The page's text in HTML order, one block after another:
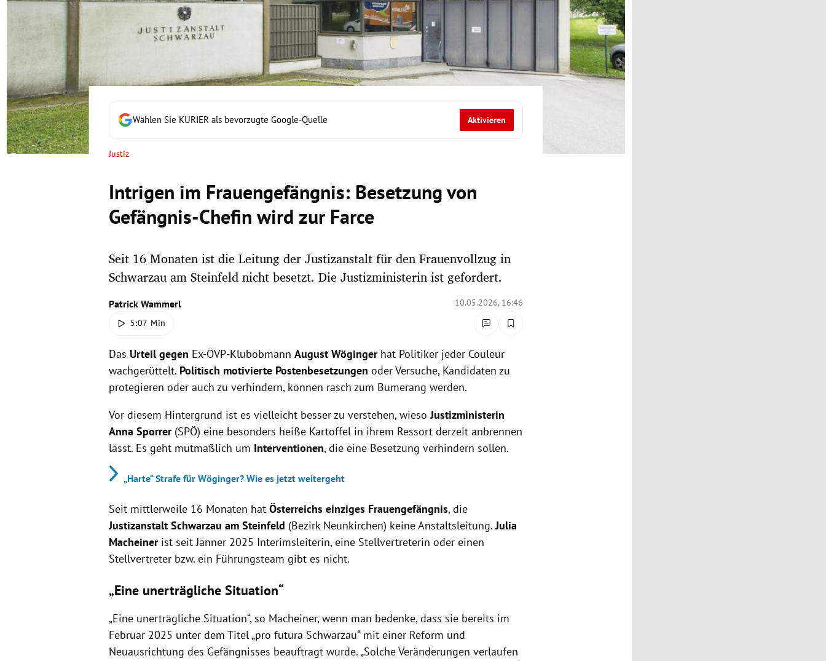
Untermenü
Untermenü
Untermenü
Untermenü
Untermenü
Wählen Sie KURIER als bevorzugte Google-Quelle Aktivieren
Justiz
Intrigen im Frauengefängnis: Besetzung von
Gefängnis-Chefin wird zur Farce
Seit 16 Monaten ist die Leitung der Justizanstalt für den Frauenvollzug in
Schwarzau am Steinfeld nicht besetzt. Die Justizministerin ist gefordert.
Patrick Wammerl
10.05.2026, 16:46
5:07 Min
Das Urteil gegen Ex-ÖVP-Klubobmann August Wögingerhat Politiker jeder Couleur
wachgerüttelt. Politisch motivierte Postenbesetzungen oder Versuche, Kandidaten zu
protegieren oder auch zu verhindern, können rasch zum Bumerang werden.
Vor diesem Hintergrund ist es vielleicht besser zu verstehen, wiesoJustizministerin
Anna Sporrer(SPÖ) eine besonders heiße Kartoffel in ihrem Ressort derzeit anbrennen
lässt. Es geht mutmaßlich um Interventionen, die eine Besetzung verhindern sollen.
„Harte“ Strafe für Wöginger? Wie es jetzt weitergeht
Seit mittlerweile 16 Monaten hat Österreichs einziges Frauengefängnis, die
Justizanstalt Schwarzau am Steinfeld (Bezirk Neunkirchen) keine Anstaltsleitung.Julia
Macheinerist seit Jänner 2025 Interimsleiterin, eine Stellvertreterin oder einen
Stellvertreter bzw. ein Führungsteam gibt es nicht.
„Eine unerträgliche Situation“
„Eine unerträgliche Situation“, so Macheiner, wenn man bedenke, dass sie bereits im
Februar 2025 unter dem Titel „pro futura Schwarzau“ mit einer Reform und
Neuausrichtung des Gefängnisses beauftragt wurde. „Solche Veränderungen verlaufen